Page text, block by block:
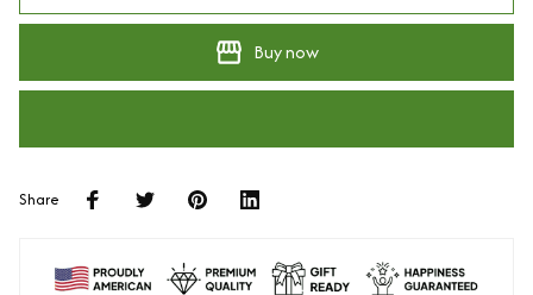
Buy now
Share